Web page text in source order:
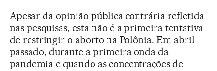
Apesar da opinião pública contrária refletida
nas pesquisas, esta não é a primeira tentativa
de restringir o aborto na Polônia. Em abril
passado, durante a primeira onda da
pandemia e quando as concentrações de